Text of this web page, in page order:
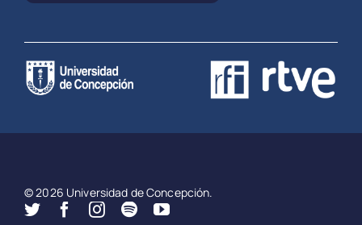
© 2026 Universidad de Concepción.